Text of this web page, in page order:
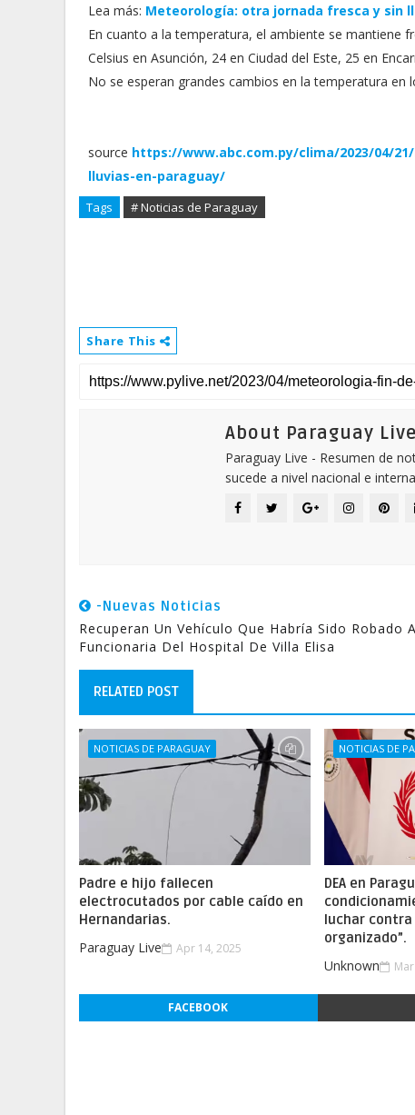
Lea más: Meteorología: otra jornada fresca y sin
En cuanto a la temperatura, el ambiente se mantiene
Celsius en Asunción, 24 en Ciudad del Este, 25 en
No se esperan grandes cambios en la temperatura en
source https://www.abc.com.py/clima/2023/04/
lluvias-en-paraguay/
Tags # Noticias de Paraguay
Share This
About Paraguay Live
Paraguay Live - Resumen de
sucede a nivel nacional e
-Nuevas Noticias
Recuperan Un Vehículo Que Habría Sido Robado A
Funcionaria Del Hospital De Villa Elisa
RELATED POST
NOTICIAS DE PARAGUAY
Padre e hijo fallecen
electrocutados por cable caído en
Hernandarias.
Paraguay Live Apr 14, 2025
NOTICIAS DE
DEA en
luchar
organizado”.
Unknown
FACEBOOK